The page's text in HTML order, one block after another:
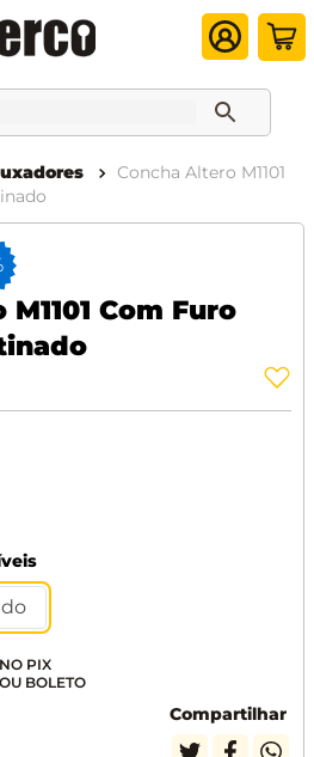
Concha Altero M1101
Com Furo
Compartilhar